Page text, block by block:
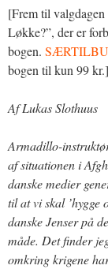
[Frem til
Løkke?”, der er
bogen.
bogen til kun 99 kr.]
Af Lukas Slothuus
Armadillo-
af situationen i
danske medier
til at vi skal ’hygge
danske Jenser på
måde. Det finder
omkring krigene